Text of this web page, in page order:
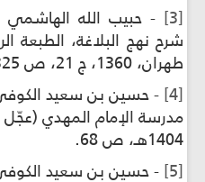
[3] - حبيب الله الهاشمي
شرح نهج البلاغة، الطبعة
طهران، 1360، ج 21، ص 325.
[4] - حسين بن سعيد
مدرسة الإمام المهدي (عجّل
1404هـ، ص 68.
[5] - حسين بن سعيد